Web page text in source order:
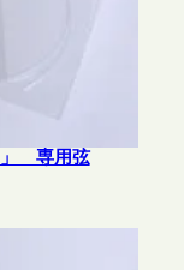
」 専用弦